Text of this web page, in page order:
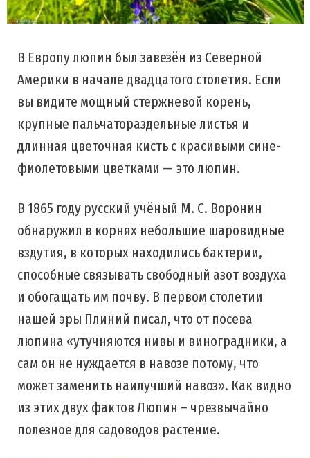
В Европу люпин был завезён из Северной
Америки в начале двадцатого столетия. Если
вы видите мощный стержневой корень,
крупные пальчатораздельные листья и
длинная цветочная кисть с красивыми сине-
фиолетовыми цветками — это люпин.
В 1865 году русский учёный М. С. Воронин
обнаружил в корнях небольшие шаровидные
вздутия, в которых находились бактерии,
способные связывать свободный азот воздуха
и обогащать им почву. В первом столетии
нашей эры Плиний писал, что от посева
люпина «утучняются нивы и виноградники, а
сам он не нуждается в навозе потому, что
может заменить наилучший навоз». Как видно
из этих двух фактов Люпин – чрезвычайно
полезное для садоводов растение.